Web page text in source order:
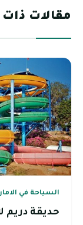
مقالات
السياحة في
حديقة دريم